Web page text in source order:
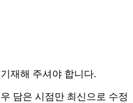
재해 주셔야 합니다.
담은 시점만 최신으로 수정